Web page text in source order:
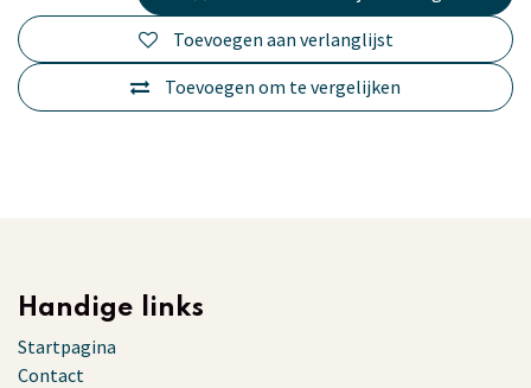
Toevoegen om te vergelijken
Toevoegen aan verlanglijst
Handige links
Startpagina
Contact